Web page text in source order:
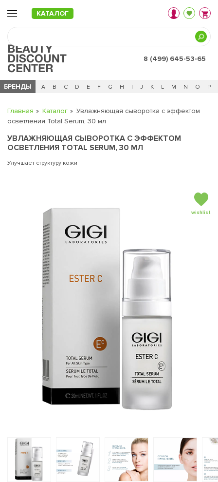
КАТАЛОГ
8 (499) 645-53-65
БРЕНДЫ
Ч 0 - 9 A B C D E F G H I J K L M N O P
Главная Каталог
Увлажняющая сыворотка с эффектом
осветления Total Serum, 30 мл
УВЛАЖНЯЮЩАЯ СЫВОРОТКА С ЭФФЕКТОМ
ОСВЕТЛЕНИЯ TOTAL SERUM, 30 МЛ
Улучшает структуру кожи
wishlist